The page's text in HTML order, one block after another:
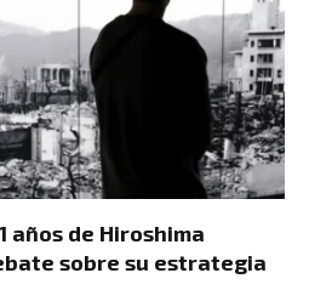
años de Hiroshima
sobre su estrategia